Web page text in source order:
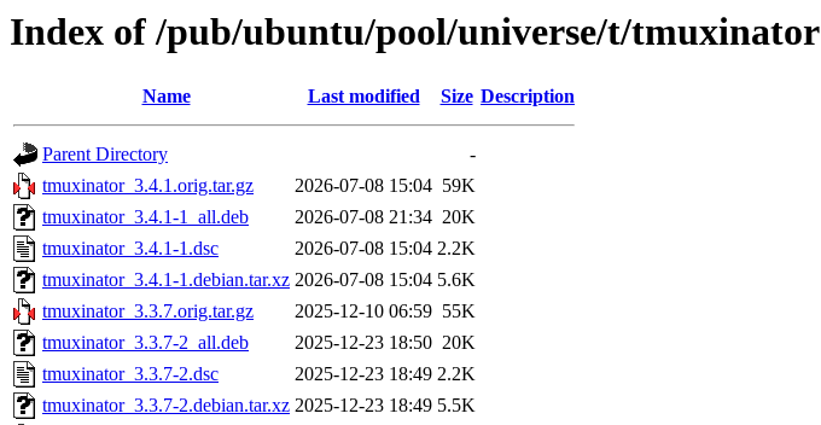
Index of /pub/ubuntu/pool/universe/t/tmuxinator
Name Last modified Size Description
Parent Directory
-
tmuxinator_3.4.1.orig.tar.gz
2026-07-08 15:04 59K
tmuxinator_3.4.1-1_all.deb
2026-07-08 21:34 20K
tmuxinator_3.4.1-1.dsc
2026-07-08 15:04 2.2K
tmuxinator_3.4.1-1.debian.tar.xz 2026-07-08 15:04 5.6K
tmuxinator_3.3.7.orig.tar.gz
2025-12-10 06:59 55K
tmuxinator_3.3.7-2_all.deb
2025-12-23 18:50 20K
tmuxinator_3.3.7-2.dsc
2025-12-23 18:49 2.2K
tmuxinator_3.3.7-2.debian.tar.xz 2025-12-23 18:49 5.5K